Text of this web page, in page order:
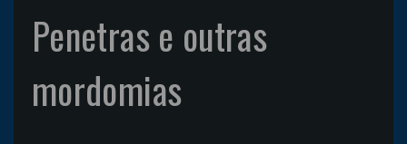
Penetras e outras
mordomias